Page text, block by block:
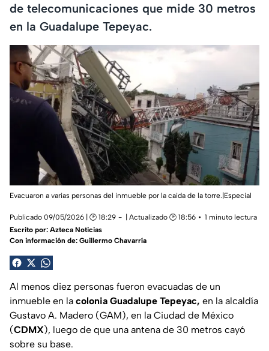
de telecomunicaciones que mide 30 metros
en la Guadalupe Tepeyac.
Evacuaron a varias personas del inmueble por la caida de la torre.|Especial
Publicado 09/05/2026 | 🕑 18:29 | Actualizado 🕑 18:56
1 minuto lectura
Escrito por: Azteca Noticias
Con información de: Guillermo Chavarría
Al menos diez personas fueron evacuadas de un
inmueble en la colonia Guadalupe Tepeyac, en la alcaldía
Gustavo A. Madero (GAM), en la Ciudad de México
(CDMX), luego de que una antena de 30 metros cayó
sobre su base.